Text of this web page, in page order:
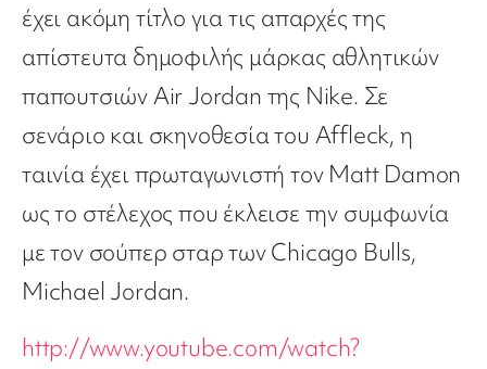
έχει ακόμη τίτλο για τις απαρχές της
απίστευτα δημοφιλής μάρκας αθλητικών
παπουτσιών Air Jordan της Nike. Σε
σενάριο και σκηνοθεσία του Affleck, η
ταινία έχει πρωταγωνιστή τον Matt Damon
ως το στέλεχος που έκλεισε την συμφωνία
με τον σούπερ σταρ των Chicago Bulls,
Michael Jordan.
http://www.youtube.com/watch?